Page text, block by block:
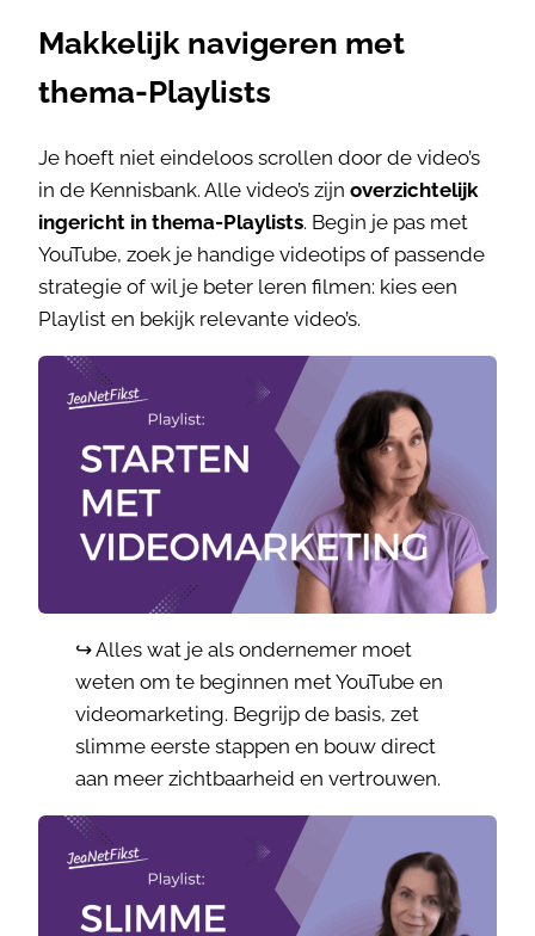
Makkelijk navigeren met
thema-Playlists
Je hoeft niet eindeloos scrollen door de video’s
in de Kennisbank. Alle video’s zijn overzichtelijk
ingericht in thema-Playlists. Begin je pas met
YouTube, zoek je handige videotips of passende
strategie of wil je beter leren filmen: kies een
Playlist en bekijk relevante video’s.
↪️ Alles wat je als ondernemer moet
weten om te beginnen met YouTube en
videomarketing. Begrijp de basis, zet
slimme eerste stappen en bouw direct
aan meer zichtbaarheid en vertrouwen.